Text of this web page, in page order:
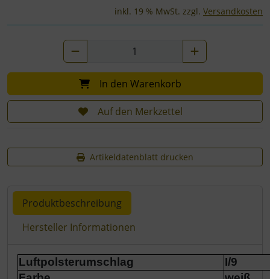
inkl. 19 % MwSt. zzgl. Versandkosten
In den Warenkorb
Auf den Merkzettel
Artikeldatenblatt drucken
Produktbeschreibung
Hersteller Informationen
Produktbeschreibung
Luftpolsterumschlag
I/9